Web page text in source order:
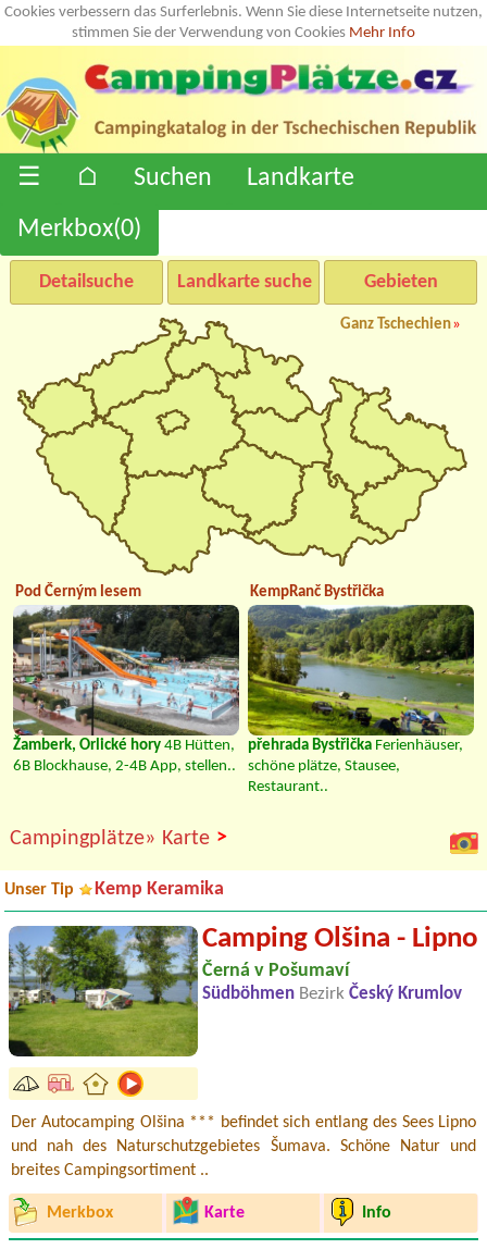
Cookies verbessern das Surferlebnis. Wenn Sie diese Internetseite nutzen,
stimmen Sie der Verwendung von Cookies Mehr Info
☰ ⌂ Suchen
Landkarte
Merkbox(0)
Detailsuche Landkarte suche Gebieten
Ganz Tschechien»
Pod Černým lesem
Žamberk, Orlické hory 4B Hütten,
6B Blockhause, 2-4B App, stellen..
KempRanč Bystřička
přehrada Bystřička Ferienhäuser,
schöne plätze, Stausee,
Restaurant..
Campingplätze» Karte >
Unser Tip Kemp Keramika
Camping Olšina - Lipno
Černá v Pošumaví
Südböhmen Bezirk Český Krumlov
Der Autocamping Olšina *** befindet sich entlang des Sees Lipno
und nah des Naturschutzgebietes Šumava. Schöne Natur und
breites Campingsortiment ..
Merkbox Karte Info